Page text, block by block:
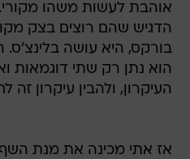
אוהבת לעשות משהו מקורי.
הדגיש שהם רוצים בצק
בורקס, היא עושה בלינצ'ס.
הוא נתן רק שתי דוגמאות
העיקרון, ולהבין עיקרון זה
אז אתי מכינה את מנת